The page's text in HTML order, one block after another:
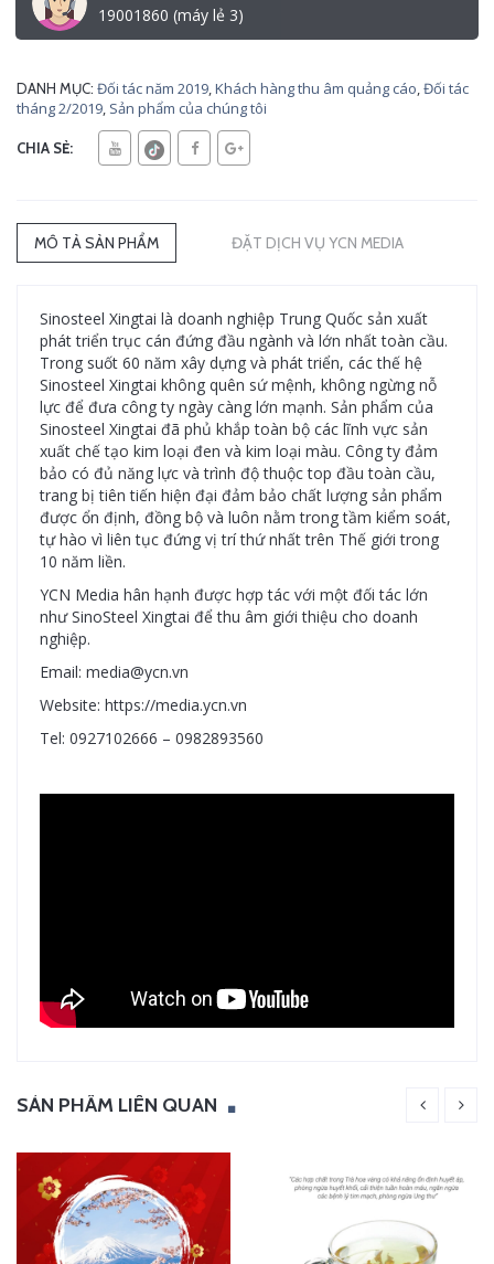
19001860 (máy lẻ 3)
DANH MỤC: Đối tác năm 2019,Khách hàng thu âm quảng cáo,Đối tác
tháng 2/2019, Sản phẩm của chúng tôi
CHIA SẺ:
MÔ TẢ SẢN PHẨM ĐẶT DỊCH VỤ YCN MEDIA
Sinosteel Xingtai là doanh nghiệp Trung Quốc sản xuất
phát triển trục cán đứng đầu ngành và lớn nhất toàn cầu.
Trong suốt 60 năm xây dựng và phát triển, các thế hệ
Sinosteel Xingtai không quên sứ mệnh, không ngừng nỗ
lực để đưa công ty ngày càng lớn mạnh. Sản phẩm của
Sinosteel Xingtai đã phủ khắp toàn bộ các lĩnh vực sản
xuất chế tạo kim loại đen và kim loại màu. Công ty đảm
bảo có đủ năng lực và trình độ thuộc top đầu toàn cầu,
trang bị tiên tiến hiện đại đảm bảo chất lượng sản phẩm
được ổn định, đồng bộ và luôn nằm trong tầm kiểm soát,
tự hào vì liên tục đứng vị trí thứ nhất trên Thế giới trong
10 năm liền.
YCN Media hân hạnh được hợp tác với một đối tác lớn
như SinoSteel Xingtai để thu âm giới thiệu cho doanh
nghiệp.
Email: media@ycn.vn
Website: https://media.ycn.vn
Tel: 0927102666 – 0982893560
SẢN PHẨM LIÊN QUAN